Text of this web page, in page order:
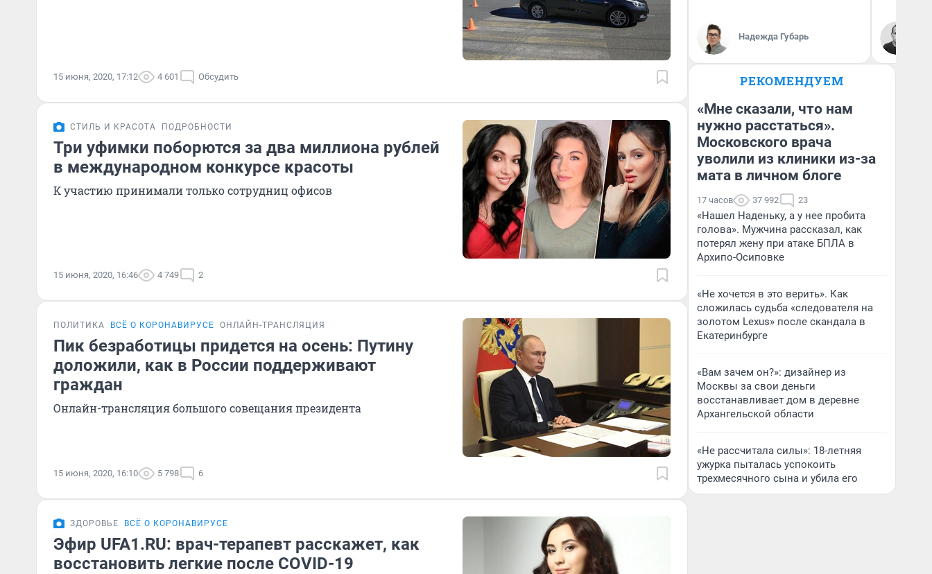
15 июня, 2020, 17:12 4 601 Обсудить
СТИЛЬ И КРАСОТА ПОДРОБНОСТИ
Три уфимки поборются за два миллиона рублей
в международном конкурсе красоты
К участию принимали только сотрудниц офисов
15 июня, 2020, 16:46 4 749 2
ПОЛИТИКА ВСЁ О КОРОНАВИРУСЕ ОНЛАЙН-ТРАНСЛЯЦИЯ
Пик безработицы придется на осень: Путину
доложили, как в России поддерживают
граждан
Онлайн-трансляция большого совещания президента
15 июня, 2020, 16:10 5 798 6
ЗДОРОВЬЕ ВСЁ О КОРОНАВИРУСЕ
Эфир UFA1.RU: врач-терапевт расскажет, как
восстановить легкие после COVID-19
Надежда Губарь
РЕКОМЕНДУЕМ
«Мне сказали, что нам
нужно расстаться».
Московского врача
уволили из клиники из-за
мата в личном блоге
17 часов 37 992 23
«Нашел Наденьку, а у нее пробита
голова». Мужчина рассказал, как
потерял жену при атаке БПЛА в
Архипо-Осиповке
«Не хочется в это верить». Как
сложилась судьба «следователя на
золотом Lexus» после скандала в
Екатеринбурге
«Вам зачем он?»: дизайнер из
Москвы за свои деньги
восстанавливает дом в деревне
Архангельской области
«Не рассчитала силы»: 18-летняя
ужурка пыталась успокоить
трехмесячного сына и убила его